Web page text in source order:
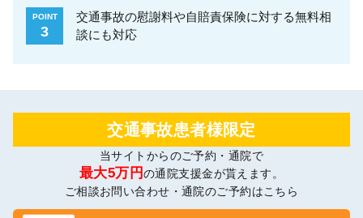
POINT
3
交通事故の慰謝料や自賠責保険に対する無料相
談にも対応
交通事故患者様限定
当サイトからのご予約・通院で
最大5万円の通院支援金が貰えます。
ご相談お問い合わせ・通院のご予約はこちら